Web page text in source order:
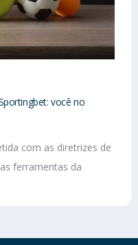
você no
com as diretrizes de
ferramentas da